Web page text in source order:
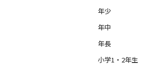
年少
年中
年長
小学1・2年生